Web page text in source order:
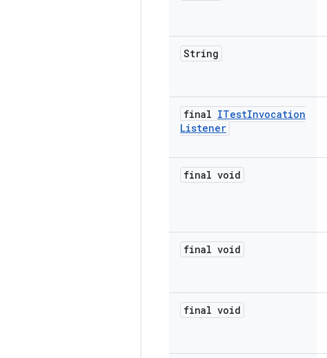
String
final ITestInvocation
Listener
final void
final void
final void